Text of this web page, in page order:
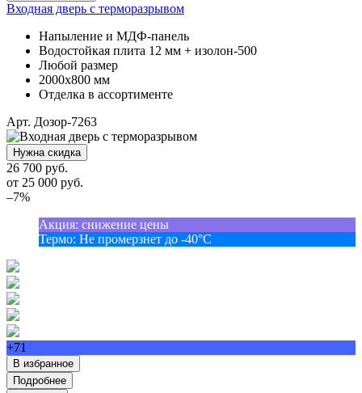
Входная дверь с терморазрывом
Напыление и МДФ-панель
Водостойкая плита 12 мм + изолон-500
Любой размер
2000х800 мм
Отделка в ассортименте
Арт. Дозор-7263
Нужна скидка
26 700 руб.
от 25 000 руб.
–7%
Акция: снижение цены
Термо: Не промерзнет до -40°С
+71
В избранное
Подробнее